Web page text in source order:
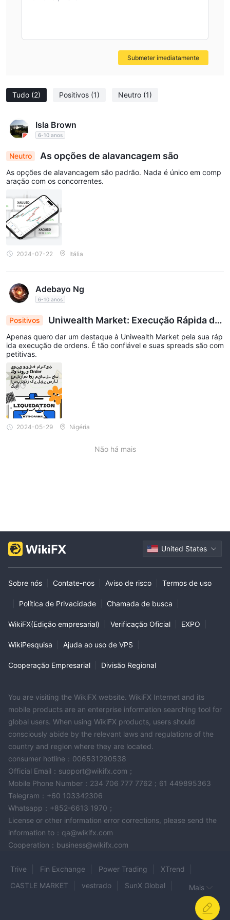
Tudo (2) Positivos (1) Neutro (1)
Isla Brown
6-10 anos
Neutro As opções de alavancagem são
As opções de alavancagem são padrão. Nada é único em comp
aração com os concorrentes.
2024-07-22 Itália
Adebayo Ng
6-10 anos
Positivos
Uniwealth Market: Execução Rápida de
Ordens e Spreads Competitivos impressionam In
vestidores
Apenas quero dar um destaque à Uniwealth Market pela sua ráp
ida execução de ordens. É tão confiável e suas spreads são com
petitivas.
2024-05-29 Nigéria
Não há mais
Submeter imediatamente
United States
Sobre nós Contate-nos Aviso de risco Termos de uso
Política de Privacidade Chamada de busca
WikiFX(Edição empresarial) Verificação Oficial EXPO
WikiPesquisa Ajuda ao uso de VPS
Cooperação Empresarial Divisão Regional
You are visiting the WikiFX website. WikiFX Internet and its
mobile products are an enterprise information searching tool for
global users. When using WikiFX products, users should
consciously abide by the relevant laws and regulations of the
country and region where they are located.
consumer hotline：006531290538
Official Email：support@wikifx.com；
Mobile Phone Number：234 706 777 7762；61 449895363
Telegram：+60 103342306
Whatsapp：+852-6613 1970；
License or other information error corrections, please send the
information to：qa@wikifx.com
Cooperation：business@wikifx.com
Trive Fin Exchange Power Trading
XTrend
CASTLE MARKET
vestrado
SunX Global
GUO FU FUTURES
Mais